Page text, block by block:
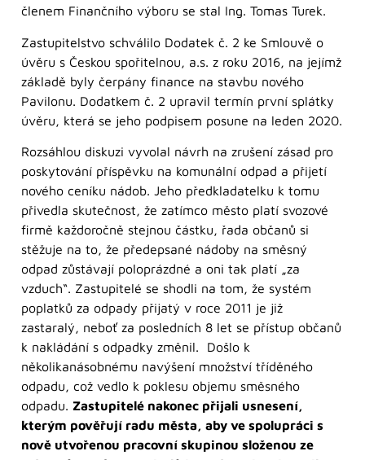
členem Finančního výboru se stal Ing. Tomas Turek.
Zastupitelstvo schválilo Dodatek č. 2 ke Smlouvě o
úvěru s Českou spořitelnou, a.s. z roku 2016, na jejímž
základě byly čerpány finance na stavbu nového
Pavilonu. Dodatkem č. 2 upravil termín první splátky
úvěru, která se jeho podpisem posune na leden 2020.
Rozsáhlou diskuzi vyvolal návrh na zrušení zásad pro
poskytování příspěvku na komunální odpad a přijetí
nového ceníku nádob. Jeho předkladatelku k tomu
přivedla skutečnost, že zatímco město platí svozové
firmě každoročně stejnou částku, řada občanů si
stěžuje na to, že předepsané nádoby na směsný
odpad zůstávají poloprázdné a oni tak platí „za
vzduch“. Zastupitelé se shodli na tom, že systém
poplatků za odpady přijatý v roce 2011 je již
zastaralý, neboť za posledních 8 let se přístup občanů
k nakládání s odpadky změnil. Došlo k
několikanásobnému navýšení množství tříděného
odpadu, což vedlo k poklesu objemu směsného
odpadu. Zastupitelé nakonec přijali usnesení,
kterým pověřují radu města, aby ve spolupráci s
nově utvořenou pracovní skupinou složenou ze